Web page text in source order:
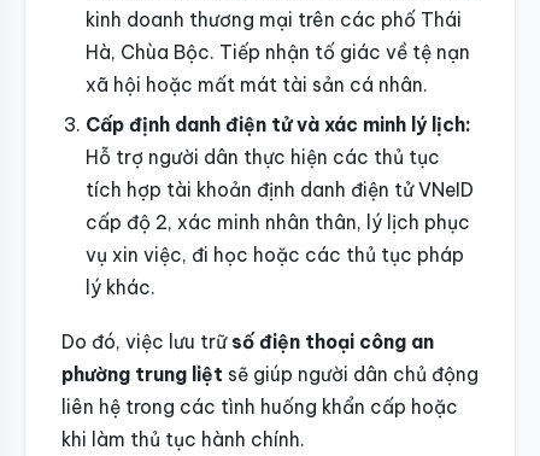
kinh doanh thương mại trên các phố Thái
Hà, Chùa Bộc. Tiếp nhận tố giác về tệ nạn
xã hội hoặc mất mát tài sản cá nhân.
Cấp định danh điện tử và xác minh lý lịch:
Hỗ trợ người dân thực hiện các thủ tục
tích hợp tài khoản định danh điện tử VNeID
cấp độ 2, xác minh nhân thân, lý lịch phục
vụ xin việc, đi học hoặc các thủ tục pháp
lý khác.
Do đó, việc lưu trữ số điện thoại công an
phường trung liệt sẽ giúp người dân chủ động
liên hệ trong các tình huống khẩn cấp hoặc
khi làm thủ tục hành chính.